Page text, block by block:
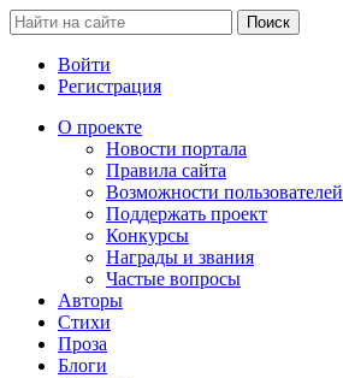
Войти
Регистрация
О проекте
Новости портала
Правила сайта
Возможности пользователей
Поддержать проект
Конкурсы
Награды и звания
Частые вопросы
Авторы
Стихи
Проза
Блоги